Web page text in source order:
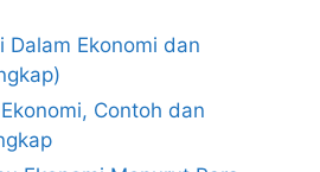
Dalam Ekonomi dan
Contoh dan